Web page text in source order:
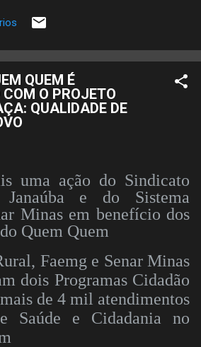
QUEM É
O PROJETO
QUALIDADE DE
uma ação do Sindicato
e do Sistema
Minas em benefício dos
Quem Quem
Faemg e Senar Minas
dois Programas Cidadão
de 4 mil atendimentos
Saúde e Cidadania no